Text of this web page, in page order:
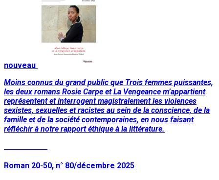
nouveau
Moins connus du grand public que Trois femmes puissantes,
les deux romans Rosie Carpe et La Vengeance m’appartient
représentent et interrogent magistralement les violences
sexistes, sexuelles et racistes au sein de la conscience, de la
famille et de la société contemporaines, en nous faisant
réfléchir à notre rapport éthique à la littérature.
Roman 20-50, n° 80/décembre 2025